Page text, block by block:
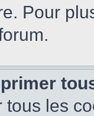
Pour
tous les